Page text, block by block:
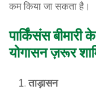
कम किया जा सकता है।
पार्किंसंस
योगासन ज़रूर
ताड़ासन